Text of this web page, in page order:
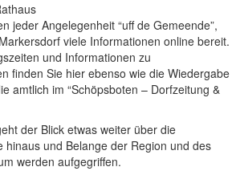
jeder Angelegenheit “uff de Gemeende”,
viele Informationen online bereit.
und Informationen zu
finden Sie hier ebenso wie die Wiedergabe
amtlich im “Schöpsboten – Dorfzeitung &
der Blick etwas weiter über die
hinaus und Belange der Region und des
werden aufgegriffen.